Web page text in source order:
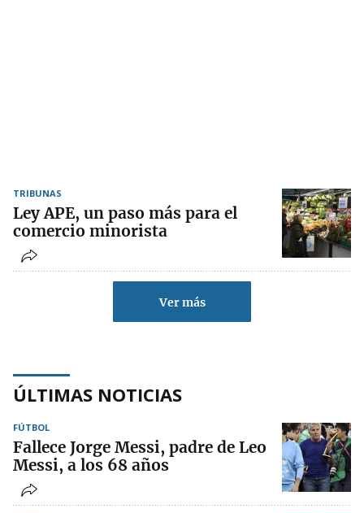
TRIBUNAS
Ley APE, un paso más para el
comercio minorista
Ver más
ÚLTIMAS NOTICIAS
FÚTBOL
Fallece Jorge Messi, padre de Leo
Messi, a los 68 años